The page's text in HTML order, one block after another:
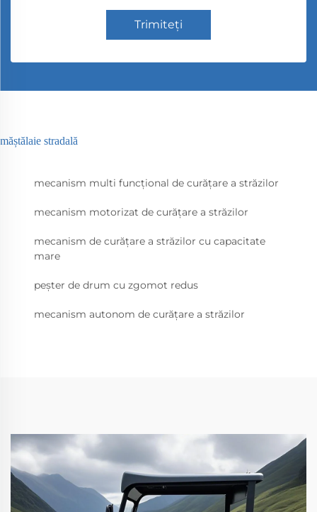
Trimiteți
măștălaie stradală
mecanism multi funcțional de curățare a străzilor
mecanism motorizat de curățare a străzilor
mecanism de curățare a străzilor cu capacitate
mare
peșter de drum cu zgomot redus
mecanism autonom de curățare a străzilor